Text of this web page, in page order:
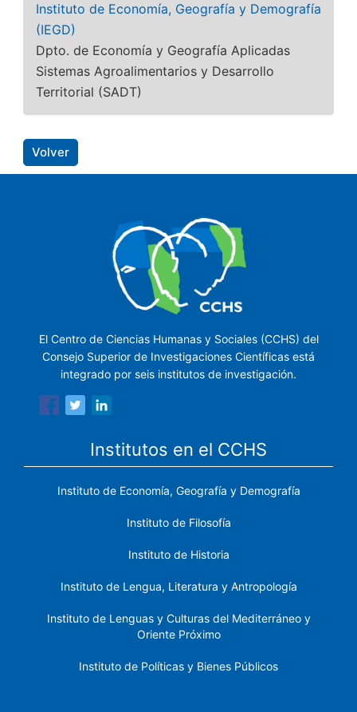
Instituto de Economía, Geografía y Demografía
(IEGD)
Dpto. de Economía y Geografía Aplicadas
Sistemas Agroalimentarios y Desarrollo
Territorial (SADT)
Volver
El Centro de Ciencias Humanas y Sociales (CCHS) del
Consejo Superior de Investigaciones Científicas está
integrado por seis institutos de investigación.
Institutos en el CCHS
Instituto de Economía, Geografía y Demografía
Instituto de Filosofía
Instituto de Historia
Instituto de Lengua, Literatura y Antropología
Instituto de Lenguas y Culturas del Mediterráneo y
Oriente Próximo
Instituto de Políticas y Bienes Públicos